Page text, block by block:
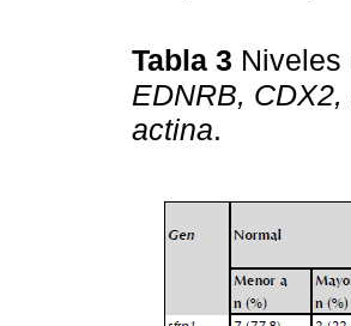
Tabla 3 Niveles
EDNRB,
actina.